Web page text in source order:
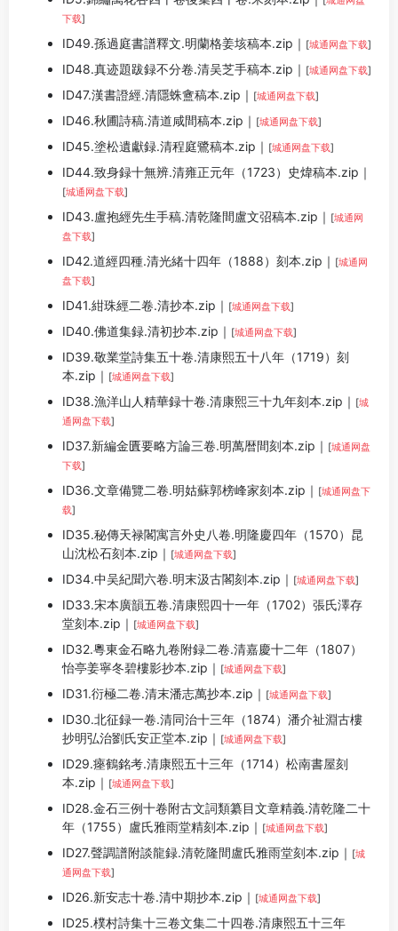
下载]
ID49.孫過庭書譜釋文.明蘭格姜垓稿本.zip｜ [城通网盘下载]
ID48.真迹題跋録不分卷.清吴芝手稿本.zip｜ [城通网盘下载]
ID47.漢書證經.清隱蛛盦稿本.zip｜ [城通网盘下载]
ID46.秋圃詩稿.清道咸間稿本.zip｜ [城通网盘下载]
ID45.塗松遺獻録.清程庭鷺稿本.zip｜ [城通网盘下载]
ID44.致身録十無辨.清雍正元年（1723）史煒稿本.zip｜
[城通网盘下载]
ID43.盧抱經先生手稿.清乾隆間盧文弨稿本.zip｜ [城通网
盘下载]
ID42.道經四種.清光緒十四年（1888）刻本.zip｜ [城通网
盘下载]
ID41.紺珠經二卷.清抄本.zip｜ [城通网盘下载]
ID40.佛道集録.清初抄本.zip｜ [城通网盘下载]
ID39.敬業堂詩集五十卷.清康熙五十八年（1719）刻
本.zip｜ [城通网盘下载]
ID38.漁洋山人精華録十卷.清康熙三十九年刻本.zip｜ [城
通网盘下载]
ID37.新編金匱要略方論三卷.明萬暦間刻本.zip｜ [城通网盘
下载]
ID36.文章備覽二卷.明姑蘇郭榜峰家刻本.zip｜ [城通网盘下
载]
ID35.秘傳天禄閣寓言外史八卷.明隆慶四年（1570）昆
山沈松石刻本.zip｜ [城通网盘下载]
ID34.中吴紀聞六卷.明末汲古閣刻本.zip｜ [城通网盘下载]
ID33.宋本廣韻五卷.清康熙四十一年（1702）張氏澤存
堂刻本.zip｜ [城通网盘下载]
ID32.粵東金石略九卷附録二卷.清嘉慶十二年（1807）
怡亭姜寧冬碧樓影抄本.zip｜ [城通网盘下载]
ID31.衍極二卷.清末潘志萬抄本.zip｜ [城通网盘下载]
ID30.北征録一卷.清同治十三年（1874）潘介祉淵古樓
抄明弘治劉氏安正堂本.zip｜ [城通网盘下载]
ID29.瘞鶴銘考.清康熙五十三年（1714）松南書屋刻
本.zip｜ [城通网盘下载]
ID28.金石三例十卷附古文詞類纂目文章精義.清乾隆二十
年（1755）盧氏雅雨堂精刻本.zip｜ [城通网盘下载]
ID27.聲調譜附談龍録.清乾隆間盧氏雅雨堂刻本.zip｜ [城
通网盘下载]
ID26.新安志十卷.清中期抄本.zip｜ [城通网盘下载]
ID25.樸村詩集十三卷文集二十四卷.清康熙五十三年